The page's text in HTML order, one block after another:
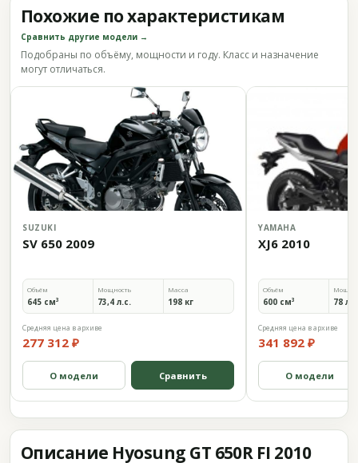
Похожие по характеристикам
Сравнить другие модели →
Подобраны по объёму, мощности и году. Класс и назначение
могут отличаться.
SUZUKI
SV 650 2009
Объём
645 см³
Мощность
73,4 л.с.
Масса
198 кг
Средняя цена в архиве
277 312 ₽
О модели Сравнить
YAMAHA
XJ6 2010
Объём
600 см³ 78
Средняя цена в архиве
341 892 ₽
О модели
Описание Hyosung GT 650R FI 2010